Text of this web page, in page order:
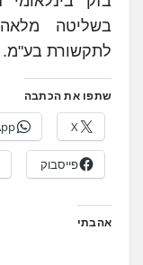
בשליטה
לתקשורת בע"מ.
שתפו את הכתבה
X
פייסבוק
אהבתי